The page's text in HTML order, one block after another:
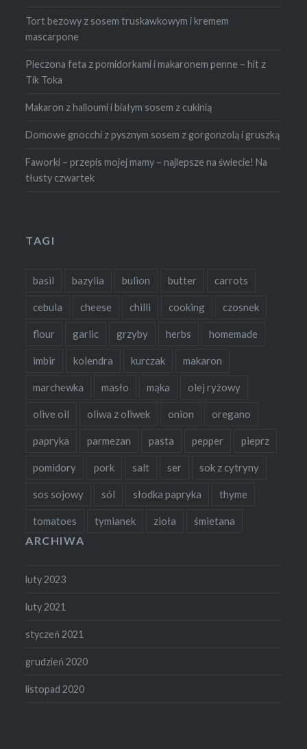
Tort bezowy z sosem truskawkowym i kremem
mascarpone
Pieczona feta z pomidorkami i makaronem penne – hit z
Tik Toka
Makaron z halloumi i białym sosem z cukinią
Domowe gnocchi z pysznym sosem z gorgonzolą i gruszką
Faworki – przepis mojej mamy – najlepsze na świecie! Na
tłusty czwartek
TAGI
basil bazylia bulion butter carrots
cebula cheese chilli cooking czosnek
flour garlic grzyby herbs homemade
imbir kolendra kurczak makaron
marchewka masło mąka olej ryżowy
olive oil oliwa z oliwek onion oregano
papryka parmezan pasta pepper pieprz
pomidory pork salt ser sok z cytryny
sos sojowy sól słodka papryka thyme
tomatoes tymianek zioła śmietana
ARCHIWA
luty 2023
luty 2021
styczeń 2021
grudzień 2020
listopad 2020